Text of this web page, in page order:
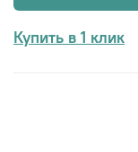
Купить в 1 клик